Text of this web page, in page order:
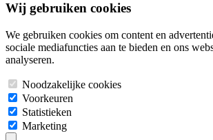
Wij gebruiken cookies
We gebruiken cookies om content en
sociale mediafuncties aan te bieden en ons
analyseren.
Noodzakelijke cookies
Voorkeuren
Statistieken
Marketing